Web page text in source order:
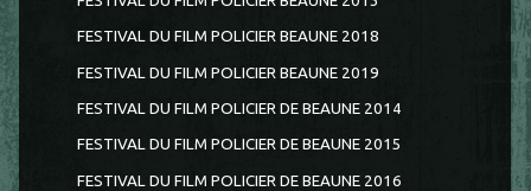
FESTIVAL DU FILM POLICIER BEAUNE 2018
FESTIVAL DU FILM POLICIER BEAUNE 2019
FESTIVAL DU FILM POLICIER DE BEAUNE 2014
FESTIVAL DU FILM POLICIER DE BEAUNE 2015
FESTIVAL DU FILM POLICIER DE BEAUNE 2016